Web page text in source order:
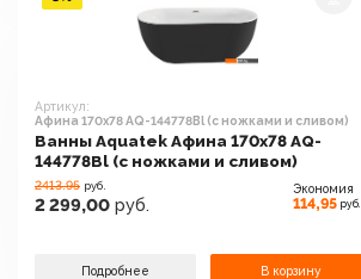
Артикул:
Афина 170x78 AQ-144778Bl (с ножками и сливом)
Ванны Aquatek Афина 170x78 AQ-
144778Bl (с ножками и сливом)
2413.95 руб.
2 299,00 руб.
Экономия
114,95 руб.
Подробнее В корзину